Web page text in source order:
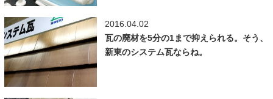
2016.04.02
瓦の廃材を5分の1まで抑えられる。そう、
新東のシステム瓦ならね。